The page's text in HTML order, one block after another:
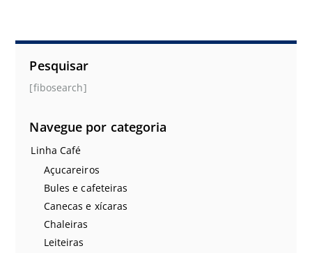
Pesquisar
[fibosearch]
Navegue por categoria
Linha Café
Açucareiros
Bules e cafeteiras
Canecas e xícaras
Chaleiras
Leiteiras